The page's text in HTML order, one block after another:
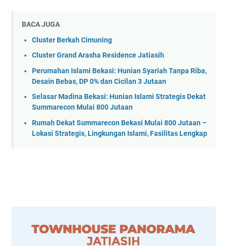
BACA JUGA
Cluster Berkah Cimuning
Cluster Grand Arasha Residence Jatiasih
Perumahan Islami Bekasi: Hunian Syariah Tanpa Riba,
Desain Bebas, DP 0% dan Cicilan 3 Jutaan
Selasar Madina Bekasi: Hunian Islami Strategis Dekat
Summarecon Mulai 800 Jutaan
Rumah Dekat Summarecon Bekasi Mulai 800 Jutaan –
Lokasi Strategis, Lingkungan Islami, Fasilitas Lengkap